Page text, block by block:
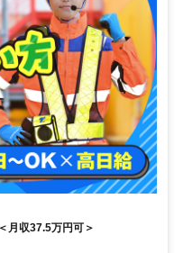
月収37.5万円可＞